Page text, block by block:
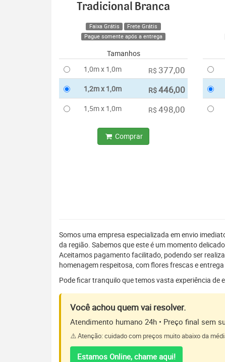
Tradicional Branca
Faixa Grátis
Frete Grátis
Pague somente após a entrega
Tamanhos
1,0m x 1,0m
R$ 377,00
1,2m x 1,0m R$446,00
1,5m x 1,0m R$ 498,00
Comprar
Somos uma empresa especializada em envio
da região. Sabemos que este é um momento
Aceitamos pagamento facilitado, podendo ser
homenagem respeitosa, com flores frescas e
Pode ficar tranquilo que temos vasta experiência de
Você achou quem vai resolver.
Atendimento humano 24h • Preço final sem
⚠️ Atenção: cuidado com preços muito abaixo da
Estamos Online, chame aqui!